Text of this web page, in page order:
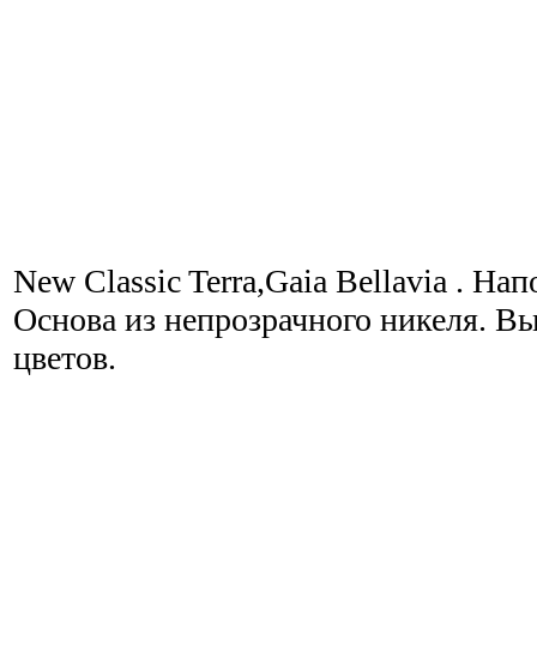
New Classic Terra,Gaia Bellavia .
Основа из непрозрачного никеля.
цветов.